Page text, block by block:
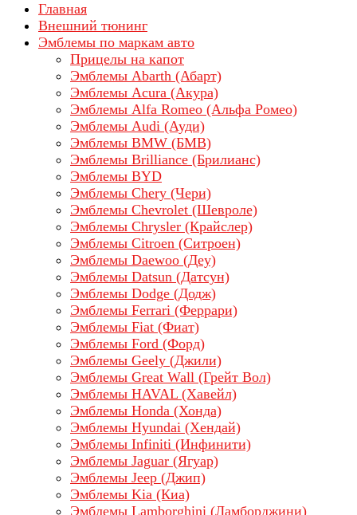
Главная
Внешний тюнинг
Эмблемы по маркам авто
Прицелы на капот
Эмблемы Abarth (Абарт)
Эмблемы Acura (Акура)
Эмблемы Alfa Romeo (Альфа Ромео)
Эмблемы Audi (Ауди)
Эмблемы BMW (БМВ)
Эмблемы Brilliance (Брилианс)
Эмблемы BYD
Эмблемы Chery (Чери)
Эмблемы Chevrolet (Шевроле)
Эмблемы Chrysler (Крайслер)
Эмблемы Citroen (Ситроен)
Эмблемы Daewoo (Деу)
Эмблемы Datsun (Датсун)
Эмблемы Dodge (Додж)
Эмблемы Ferrari (Феррари)
Эмблемы Fiat (Фиат)
Эмблемы Ford (Форд)
Эмблемы Geely (Джили)
Эмблемы Great Wall (Грейт Вол)
Эмблемы HAVAL (Хавейл)
Эмблемы Honda (Хонда)
Эмблемы Hyundai (Хендай)
Эмблемы Infiniti (Инфинити)
Эмблемы Jaguar (Ягуар)
Эмблемы Jeep (Джип)
Эмблемы Kia (Киа)
Эмблемы Lamborghini (Ламборджини)